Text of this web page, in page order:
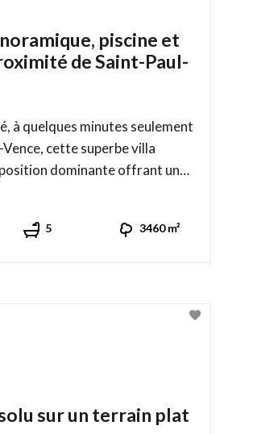
piscine et
de Saint-Paul-
à quelques minutes seulement
cette superbe villa
dominante offrant une
la propriété séduit par sa
5 3460 m²
sur un terrain plat